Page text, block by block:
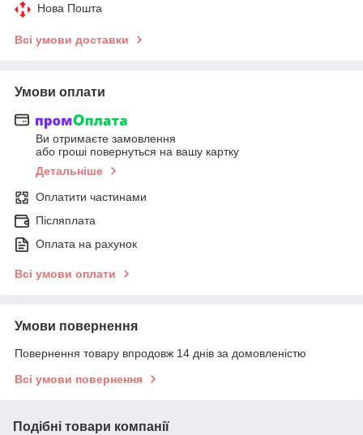
Нова Пошта
Всі умови доставки
Умови оплати
Ви отримаєте замовлення
або гроші повернуться на вашу картку
Детальніше
Оплатити частинами
Післяплата
Оплата на рахунок
Всі умови оплати
Умови повернення
Повернення товару впродовж 14 днів за домовленістю
Всі умови повернення
Подібні товари компанії